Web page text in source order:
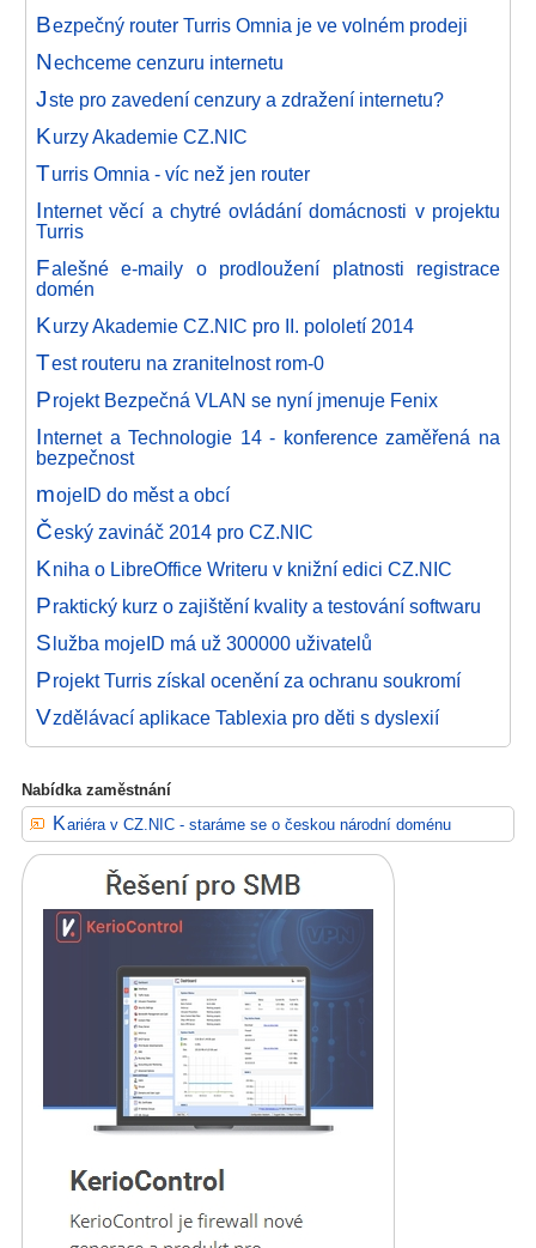
Bezpečný router Turris Omnia je ve volném prodeji
Nechceme cenzuru internetu
Jste pro zavedení cenzury a zdražení internetu?
Kurzy Akademie CZ.NIC
Turris Omnia - víc než jen router
Internet věcí a chytré ovládání domácnosti v projektu
Turris
Falešné e-maily o prodloužení platnosti registrace
domén
Kurzy Akademie CZ.NIC pro II. pololetí 2014
Test routeru na zranitelnost rom-0
Projekt Bezpečná VLAN se nyní jmenuje Fenix
Internet a Technologie 14 - konference zaměřená na
bezpečnost
mojeID do měst a obcí
Český zavináč 2014 pro CZ.NIC
Kniha o LibreOffice Writeru v knižní edici CZ.NIC
Praktický kurz o zajištění kvality a testování softwaru
Služba mojeID má už 300000 uživatelů
Projekt Turris získal ocenění za ochranu soukromí
Vzdělávací aplikace Tablexia pro děti s dyslexií
Nabídka zaměstnání
Kariéra v CZ.NIC - staráme se o českou národní doménu